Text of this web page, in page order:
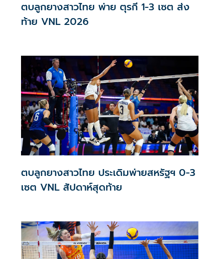
ตบลูกยางสาวไทย พ่าย ตุรกี 1-3 เซต ส่ง
ท้าย VNL 2026
ตบลูกยางสาวไทย ประเดิมพ่ายสหรัฐฯ 0-3
เซต VNL สัปดาห์สุดท้าย